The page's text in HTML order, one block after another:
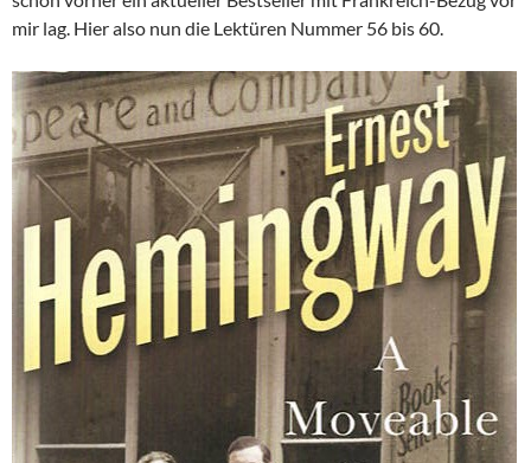
mir lag. Hier also nun die Lektüren Nummer 56 bis 60.